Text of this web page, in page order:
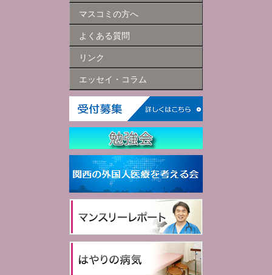
マスコミの方へ
よくある質問
リンク
エッセイ・コラム